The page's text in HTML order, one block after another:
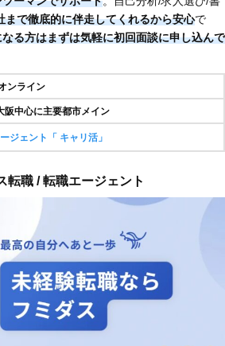
まで徹底的に伴走してくれるから安心で
なる方はまずは気軽に初回面談に申し込んで
ンライン
阪中心に主要都市メイン
ジェント「 キャリ活」
転職 / 転職エージェント